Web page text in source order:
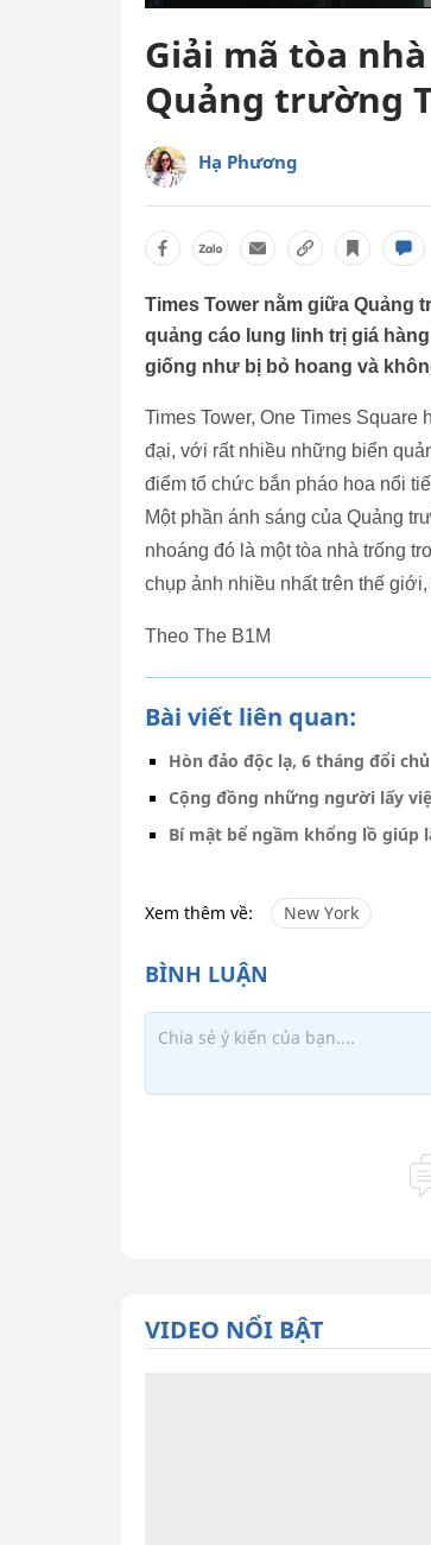
Giải mã tòa
Quảng trường
Hạ Phương
Times Tower nằm giữa Quảng
quảng cáo lung linh trị giá
giống như bị bỏ hoang và
Times Tower, One Times
đại, với rất nhiều những biển
điểm tổ chức bắn pháo hoa nổi
Một phần ánh sáng của Quảng
nhoáng đó là một tòa nhà trống
chụp ảnh nhiều nhất trên thế
Theo The B1M
Bài viết liên quan:
Hòn đảo độc lạ, 6 tháng đổi
Cộng đồng những người lấy
Bí mật bể ngầm khổng lồ giúp
Xem thêm về: New York
VIDEO NỔI BẬT